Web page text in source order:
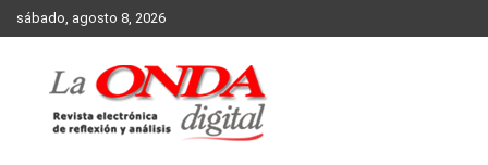
Skip
to
sábado, agosto 8, 2026